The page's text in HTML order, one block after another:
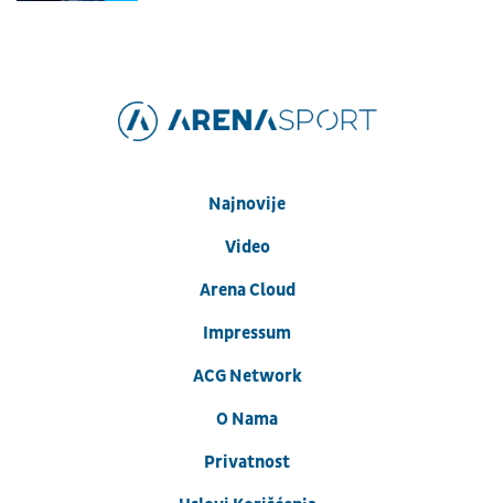
Najnovije
Video
Arena Cloud
Impressum
ACG Network
O Nama
Privatnost